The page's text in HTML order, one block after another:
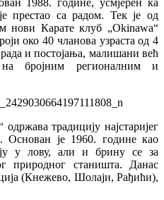
престао са радом. Тек је од
нови Карате клуб „Okinawa“
око 40 чланова узраста од 4
и постојања, малишани већ
бројним регионалним и
традицију најстаријег
Основан је 1960. године као
у лову, али и брину се за
природног станишта. Данас
(Кнежево, Шолаји, Рађићи),